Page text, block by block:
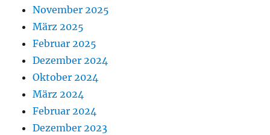
November 2025
März 2025
Februar 2025
Dezember 2024
Oktober 2024
März 2024
Februar 2024
Dezember 2023